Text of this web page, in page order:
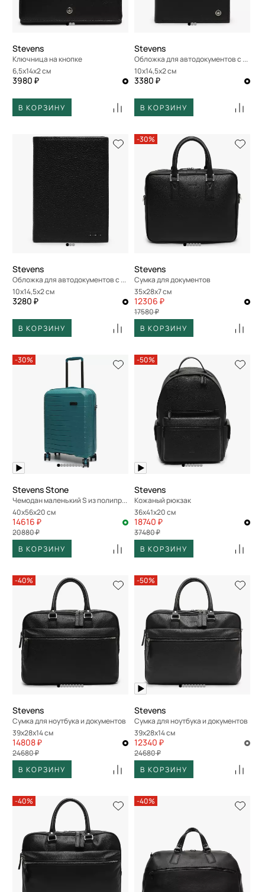
Stevens
Ключница на кнопке
6,5x14x2 см
3980 ₽
В КОРЗИНУ
Stevens
Обложка для автодокументов с отделением для купюр
10x14,5x2 см
3380 ₽
В КОРЗИНУ
Stevens
Обложка для автодокументов с отделением для купюр
10x14,5x2 см
3280 ₽
В КОРЗИНУ
-30%
Stevens
Сумка для документов
35x28x7 см
12306 ₽
17580 ₽
В КОРЗИНУ
-30%
Stevens Stone
Чемодан маленький S из полипропилена
40x56x20 см
14616 ₽
20880 ₽
В КОРЗИНУ
-50%
Stevens
Кожаный рюкзак
36x41x20 см
18740 ₽
37480 ₽
В КОРЗИНУ
-40%
Stevens
Сумка для ноутбука и документов
39x28x14 см
14808 ₽
24680 ₽
В КОРЗИНУ
-50%
Stevens
Сумка для ноутбука и документов
39x28x14 см
12340 ₽
24680 ₽
В КОРЗИНУ
-40% -40%